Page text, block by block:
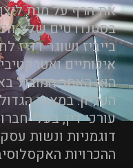
את הרף על מנת
בסטנדרטים שלא
בייביז ושוגר דדיז
איכותיים
הוא האתר המוביל
העליון. במאגר
עורכי דין, בעלי
דוגמניות ונשות
ההכרויות